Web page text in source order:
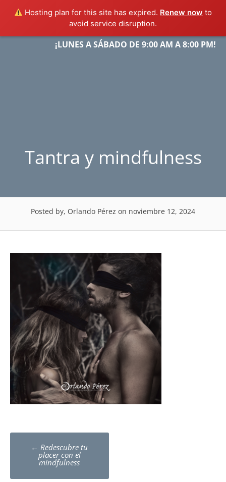
Hosting plan for this site has expired. Renew now to
avoid service disruption.
¡LUNES A SÁBADO DE 9:00 AM A 8:00 PM!
Menu
Tantra y mindfulness
Posted by, Orlando Pérez on noviembre 12, 2024
Post
navigation
← Redescubre tu
placer con el
mindfulness